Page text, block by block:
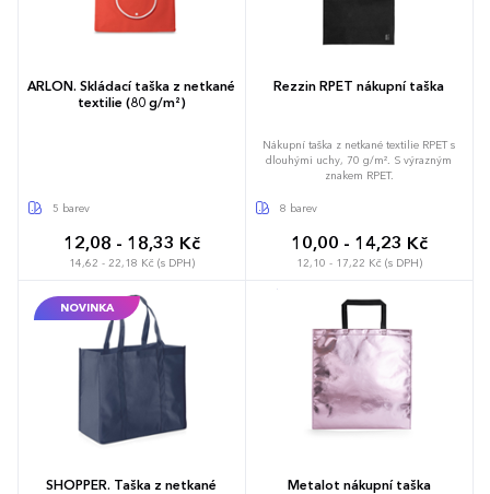
ARLON. Skládací taška z netkané
textilie (80 g/m²)
5 barev
12,08 - 18,33 Kč
14,62 - 22,18 Kč (s DPH)
Rezzin RPET nákupní taška
Nákupní taška z netkané textilie RPET s
dlouhými uchy, 70 g/m². S výrazným
znakem RPET.
8 barev
10,00 - 14,23 Kč
12,10 - 17,22 Kč (s DPH)
NOVINKA
SHOPPER. Taška z netkané
Metalot nákupní taška